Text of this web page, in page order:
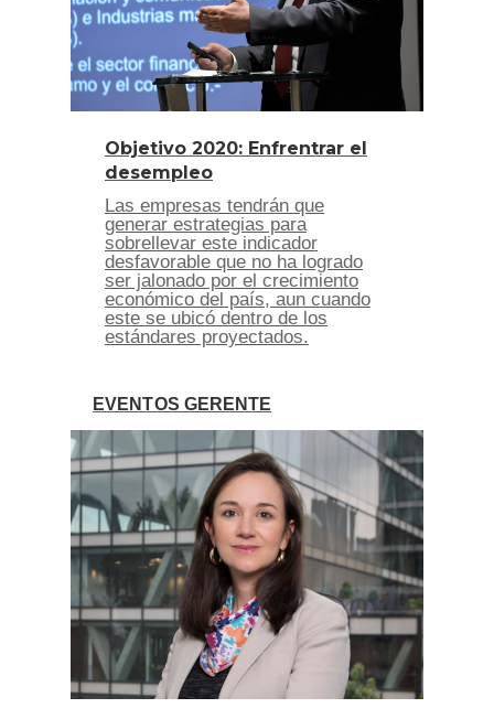
Objetivo 2020: Enfrentrar el
desempleo
Las empresas tendrán que
generar estrategias para
sobrellevar este indicador
desfavorable que no ha logrado
ser jalonado por el crecimiento
económico del país, aun cuando
este se ubicó dentro de los
estándares proyectados.
EVENTOS GERENTE